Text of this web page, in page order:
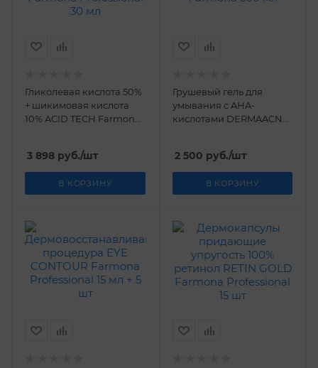
Гликолевая кислота 50%
+ шикимовая кислота
10% ACID TECH Farmona
3 898 руб./шт
В КОРЗИНУ
Грушевый гель для
умывания с AHA-
кислотами DERMAACNE
2 500 руб./шт
В КОРЗИНУ